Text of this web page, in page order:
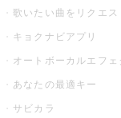
歌いたい曲をリクエス
キョクナビアプリ
オートボーカルエフェ
あなたの最適キー
サビカラ